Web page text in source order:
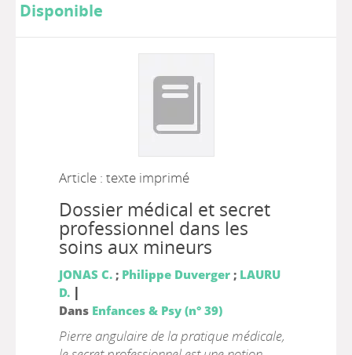
Disponible
Article : texte imprimé
Dossier médical et secret
professionnel dans les
soins aux mineurs
JONAS C.; Philippe Duverger; LAURU
D. |
Dans Enfances & Psy (n° 39)
Pierre angulaire de la pratique médicale,